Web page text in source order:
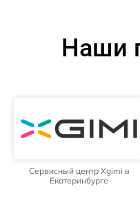
Наши
Сервисный центр Xgimi в
Екатеринбурге